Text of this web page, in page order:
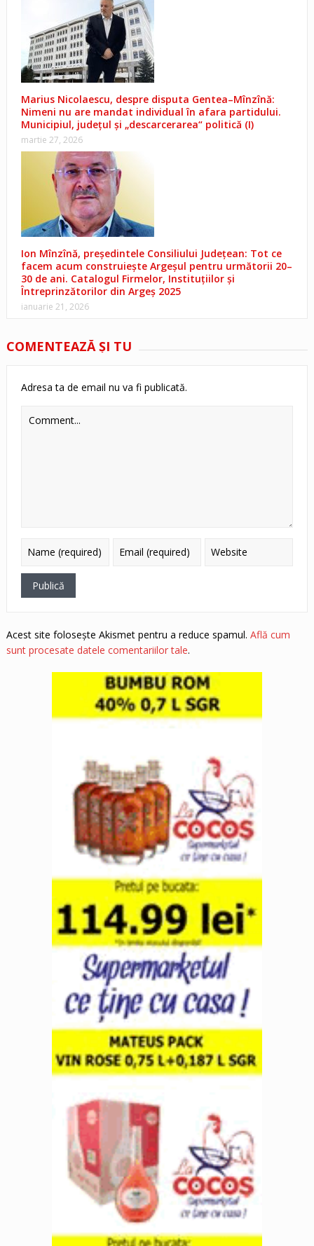
Marius Nicolaescu, despre disputa Gentea–Mînzînă:
Nimeni nu are mandat individual în afara partidului.
Municipiul, județul și „descarcerarea“ politică (I)
martie 27, 2026
Ion Mînzînă, președintele Consiliului Județean: Tot ce
facem acum construiește Argeșul pentru următorii 20–
30 de ani. Catalogul Firmelor, Instituțiilor și
Întreprinzătorilor din Argeș 2025
ianuarie 21, 2026
COMENTEAZĂ ŞI TU
Adresa ta de email nu va fi publicată.
Acest site folosește Akismet pentru a reduce spamul. Află cum
sunt procesate datele comentariilor tale.